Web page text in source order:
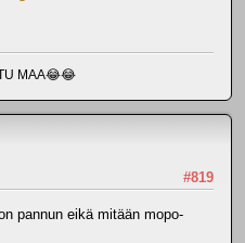
MAA😂😂
#819
pannun eikä mitään mopo-